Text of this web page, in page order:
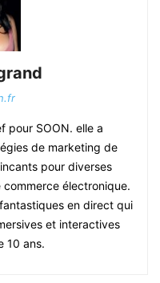
pour SOON. elle a
de marketing de
pour diverses
électronique.
en direct qui
et interactives
10 ans.